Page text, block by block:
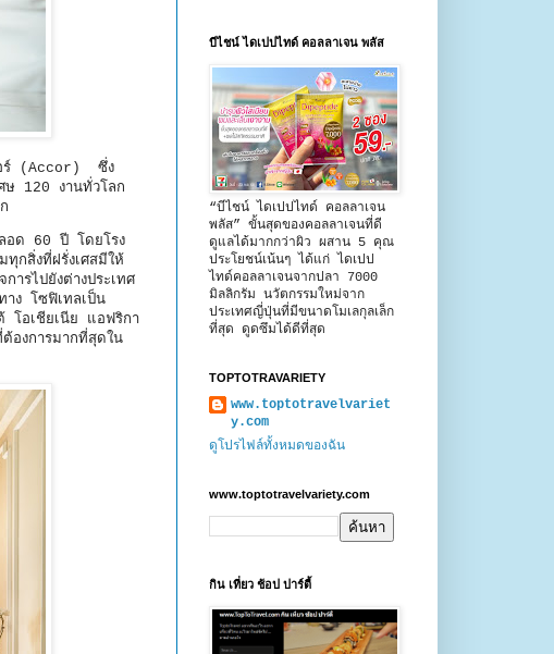
อร์ (Accor) ซึ่ง
ษ 120 งานทั่วโลก
ลอด 60 ปี โดยโรง
กสิ่งที่ฝรั่งเศสมีให้
รไปยังต่างประเทศ
าง โซฟิเทลเป็น
โอเชียเนีย แอฟริกา
องการมากที่สุดใน
บีไชน์ ไดเปปไทด์ คอลลาเจน พลัส
“บีไชน์ ไดเปปไทด์ คอลลาเจน
พลัส” ขั้นสุดของคอลลาเจนที่ดี
ดูแลได้มากกว่าผิว ผสาน 5 คุณ
ประโยชน์เน้นๆ ได้แก่ ไดเปป
ไทด์คอลลาเจนจากปลา 7000
มิลลิกรัม นวัตกรรมใหม่จาก
ประเทศญี่ปุ่นที่มีขนาดโมเลกุลเล็ก
ที่สุด ดูดซึมได้ดีที่สุด
TOPTOTRAVARIETY
www.toptotravelvariet
y.com
ดูโปรไฟล์ทั้งหมดของฉัน
www.toptotravelvariety.com
กิน เที่ยว ช้อป ปาร์ตี้